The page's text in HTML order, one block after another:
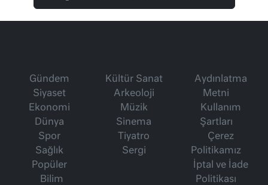
Gündem
Siyaset
Ekonomi
Dünya
Spor
Sağlık
Popüler
Bilim
Kültür Sanat
Arkeoloji
Müzik
Sinema
Tiyatro
Sergi
Aydınlatma
Metni
Kullanım
Şartları
Çerez
Politikamız
İptal ve İade
Politikası